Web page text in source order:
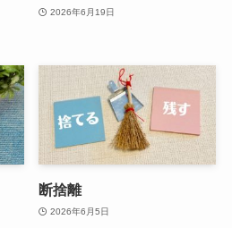
2026年6月19日
断捨離
2026年6月5日